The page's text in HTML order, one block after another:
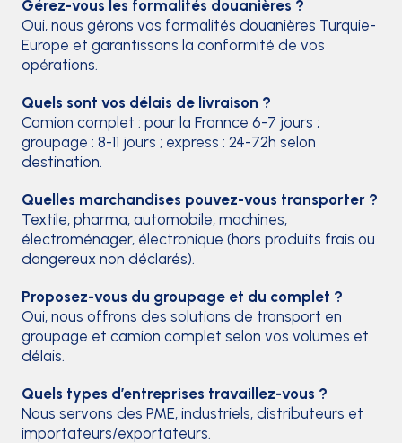
Gérez-vous les formalités douanières ?
Oui, nous gérons vos formalités douanières Turquie-
Europe et garantissons la conformité de vos
opérations.
Quels sont vos délais de livraison ?
Camion complet : pour la Frannce 6-7 jours ;
groupage : 8-11 jours ; express : 24-72h selon
destination.
Quelles marchandises pouvez-vous transporter ?
Textile, pharma, automobile, machines,
électroménager, électronique (hors produits frais ou
dangereux non déclarés).
Proposez-vous du groupage et du complet ?
Oui, nous offrons des solutions de transport en
groupage et camion complet selon vos volumes et
délais.
Quels types d’entreprises travaillez-vous ?
Nous servons des PME, industriels, distributeurs et
importateurs/exportateurs.